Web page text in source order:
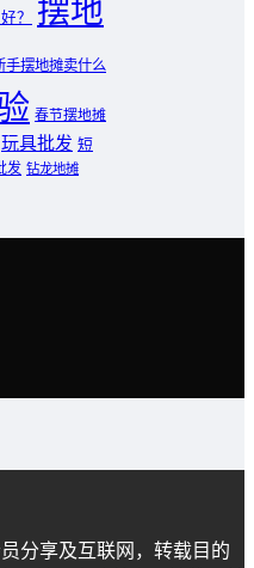
？
摆地
手摆地摊卖什么
春节摆地摊
玩具批发 短
发 钻龙地摊
分享及互联网，转载目的